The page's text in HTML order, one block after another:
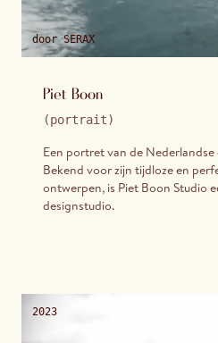
door SERAX
Piet Boon
(portrait)
Een portret van de
Bekend voor zijn tijdloze en
ontwerpen, is Piet Boon Studio
designstudio.
2023